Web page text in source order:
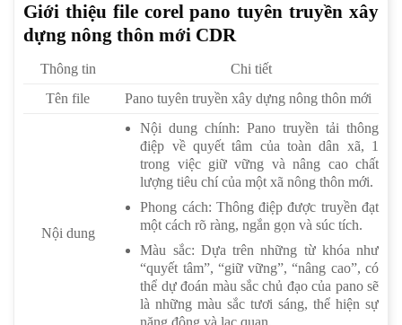
Giới thiệu file corel pano tuyên truyền xây
dựng nông thôn mới CDR
Thông tin
Chi tiết
Tên file
Pano tuyên truyền xây dựng nông thôn mới
Nội dung
Nội dung chính: Pano truyền tải thông
điệp về quyết tâm của toàn dân xã, 1
trong việc giữ vững và nâng cao chất
lượng tiêu chí của một xã nông thôn mới.
Phong cách: Thông điệp được truyền đạt
một cách rõ ràng, ngắn gọn và súc tích.
Màu sắc: Dựa trên những từ khóa như
“quyết tâm”, “giữ vững”, “nâng cao”, có
thể dự đoán màu sắc chủ đạo của pano sẽ
là những màu sắc tươi sáng, thể hiện sự
năng động và lạc quan.